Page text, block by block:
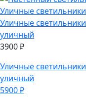
Уличные светильники
Уличные светильники
уличный
3900₽
Уличные светильники
уличный
5900₽